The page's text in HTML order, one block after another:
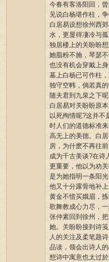
今春有客洛阳回，
见说白杨堪作柱，争
白居易设想徐州西
水，更显得凄冷与孤
独居楼上的关盼盼
她脂粉不施，琴瑟
也没有机会穿戴上
墓上白杨已可作柱
独守空帏，倘若真
随夫君到九泉之下
白居易对关盼盼原
以死殉情呢?这并不
时人们的道德标准
高无上的美德。白
房，为什麽不再往
成为千古美谈?在诗
更重要，他以为劝
是为她指明一条阳
他又十分露骨地补
黄金不惜买娥眉，
歌舞教成心力尽，一
张仲素回到徐州，
她。关盼盼接到诗
人的关注及柔笔题
品读，领会出诗人
想诗中寓意也太过